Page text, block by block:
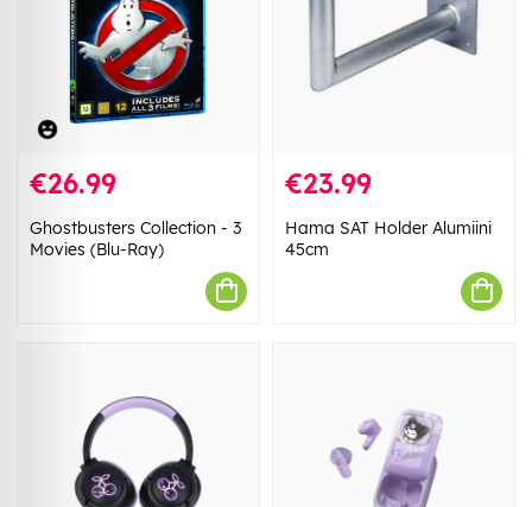
€26.99
Ghostbusters Collection - 3
Movies (Blu-Ray)
€23.99
Hama SAT Holder Alumiini
45cm